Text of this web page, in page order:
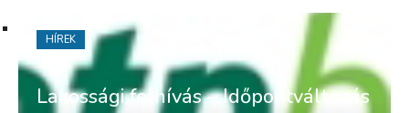
Lakossági felhívás – Időpontváltozás
HÍREK